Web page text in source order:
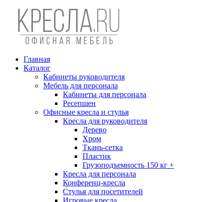
Главная
Каталог
Кабинеты руководителя
Мебель для персонала
Кабинеты для персонала
Ресепшен
Офисные кресла и стулья
Кресла для руководителя
Дерево
Хром
Ткань-сетка
Пластик
Грузоподъемность 150 кг +
Кресла для персонала
Конференц-кресла
Стулья для посетителей